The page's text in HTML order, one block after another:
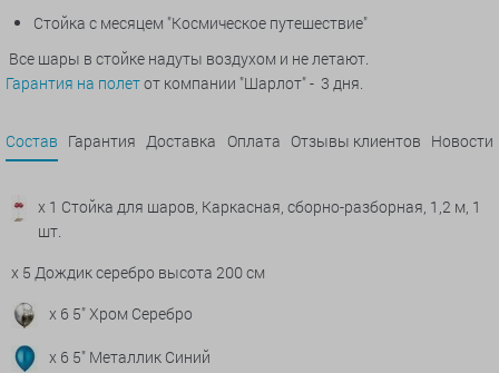
Стойка с месяцем "Космическое путешествие"
Все шары в стойке надуты воздухом и не летают.
Гарантия на полетот компании "Шарлот" - 3 дня.
Состав Гарантия Доставка Оплата Отзывы клиентов Новости
x 1 Стойка для шаров, Каркасная, сборно-разборная, 1,2 м, 1
шт.
x 5 Дождик серебро высота 200 см
x 6 5" Хром Серебро
x 6 5" Металлик Синий